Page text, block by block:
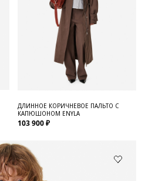
ДЛИННОЕ КОРИЧНЕВОЕ ПАЛЬТО С
КАПЮШОНОМ ENYLA
103 900 ₽